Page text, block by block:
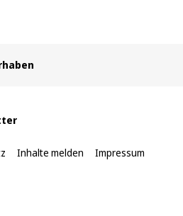
Inhalte melden Impressum